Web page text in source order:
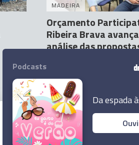
1
MADEIRA
Orçamento
Ribeira Brava
análise das
22 Jun
© 2023 Empresa
Podcasts
Da espada